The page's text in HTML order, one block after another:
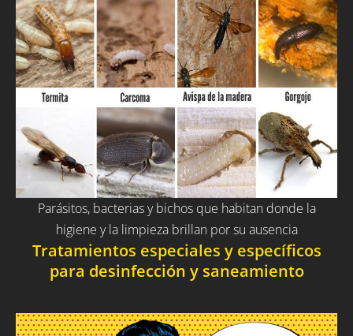
Parásitos, bacterias y bichos que habitan donde la
higiene y la limpieza brillan por su ausencia
Tratamientos especiales y específicos
para desinfección y saneamiento